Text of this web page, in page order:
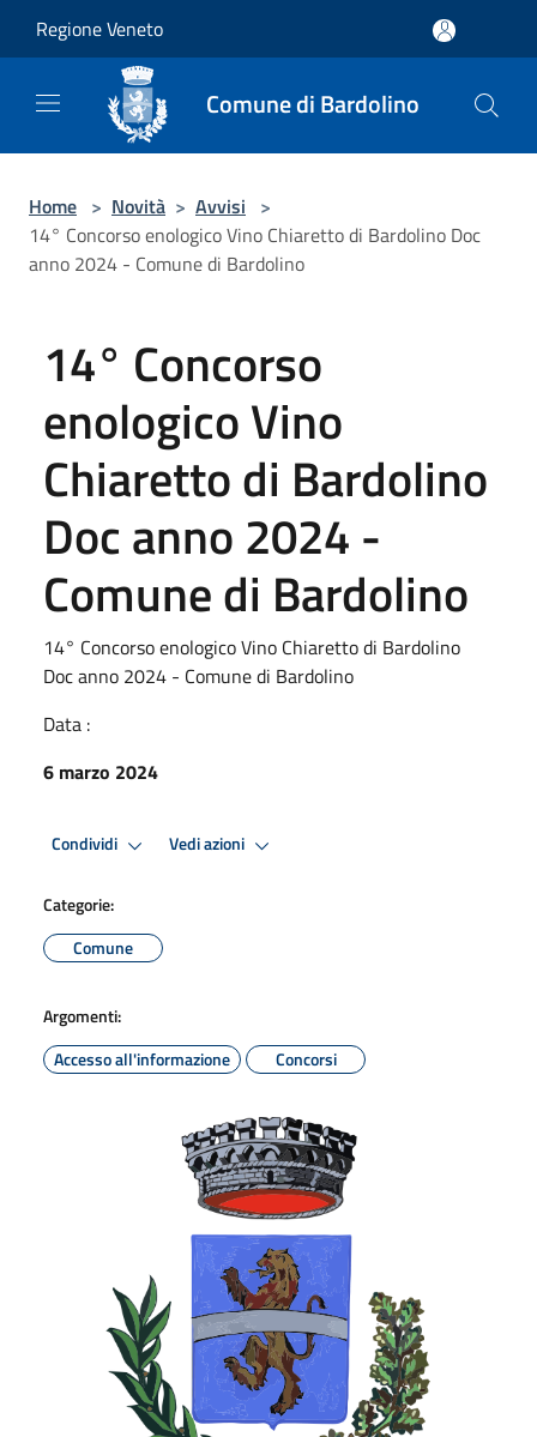
Regione Veneto
Comune di Bardolino
Home > Novità > Avvisi >
14° Concorso enologico Vino Chiaretto di Bardolino Doc
anno 2024 - Comune di Bardolino
14° Concorso
enologico Vino
Chiaretto di Bardolino
Doc anno 2024 -
Comune di Bardolino
14° Concorso enologico Vino Chiaretto di Bardolino
Doc anno 2024 - Comune di Bardolino
Data :
6 marzo 2024
Condividi Vedi azioni
Categorie:
Comune
Argomenti:
Accesso all'informazione
Concorsi